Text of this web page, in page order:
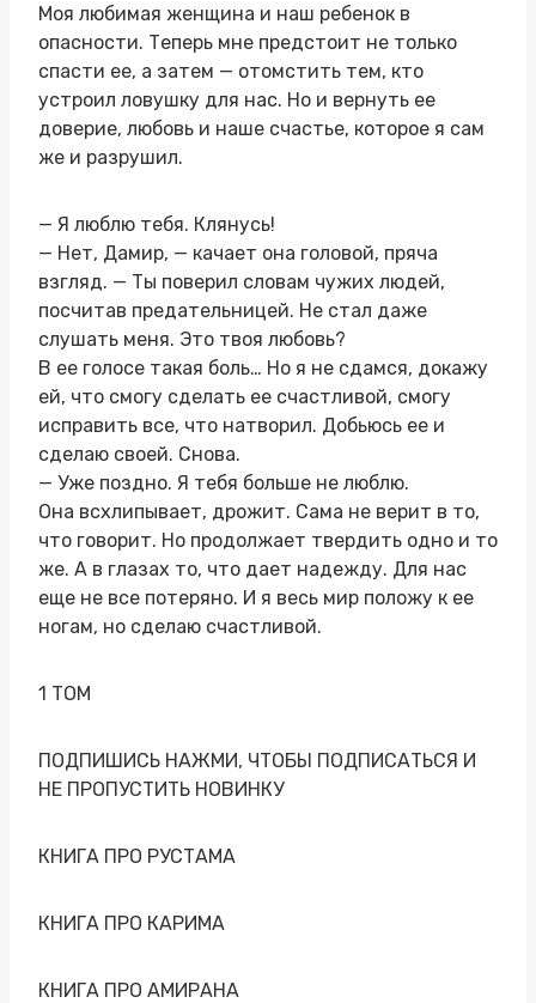
Моя любимая женщина и наш ребенок в
опасности. Теперь мне предстоит не только
спасти ее, а затем — отомстить тем, кто
устроил ловушку для нас. Но и вернуть ее
доверие, любовь и наше счастье, которое я сам
же и разрушил.
— Я люблю тебя. Клянусь!
— Нет, Дамир, — качает она головой, пряча
взгляд. — Ты поверил словам чужих людей,
посчитав предательницей. Не стал даже
слушать меня. Это твоя любовь?
В ее голосе такая боль… Но я не сдамся, докажу
ей, что смогу сделать ее счастливой, смогу
исправить все, что натворил. Добьюсь ее и
сделаю своей. Снова.
— Уже поздно. Я тебя больше не люблю.
Она всхлипывает, дрожит. Сама не верит в то,
что говорит. Но продолжает твердить одно и то
же. А в глазах то, что дает надежду. Для нас
еще не все потеряно. И я весь мир положу к ее
ногам, но сделаю счастливой.
1 ТОМ
ПОДПИШИСЬ НАЖМИ, ЧТОБЫ ПОДПИСАТЬСЯ И
НЕ ПРОПУСТИТЬ НОВИНКУ
КНИГА ПРО РУСТАМА
КНИГА ПРО КАРИМА
КНИГА ПРО АМИРАНА